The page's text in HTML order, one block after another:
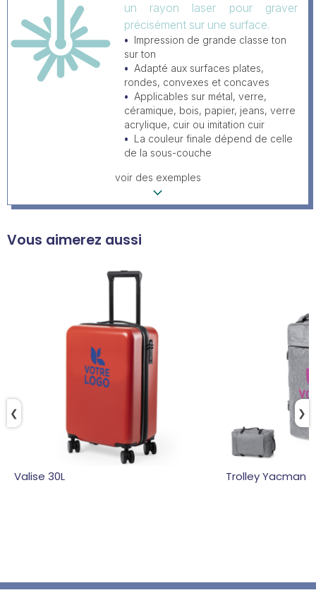
un rayon laser pour graver
précisément sur une surface.
Impression de grande classe ton
sur ton
Adapté aux surfaces plates,
rondes, convexes et concaves
Applicables sur métal, verre,
céramique, bois, papier, jeans, verre
acrylique, cuir ou imitation cuir
La couleur finale dépend de celle
de la sous-couche
voir des exemples
Vous aimerez aussi
Valise 30L Trolley Yacman
❯
❮